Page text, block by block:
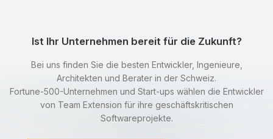
Ist Ihr Unternehmen bereit für die Zukunft?
Bei uns finden Sie die besten Entwickler, Ingenieure,
Architekten und Berater in der Schweiz.
Fortune-500-Unternehmen und Start-ups wählen die Entwickler
von Team Extension für ihre geschäftskritischen
Softwareprojekte.